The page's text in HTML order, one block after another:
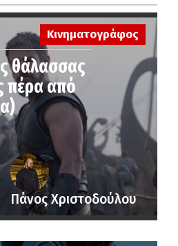
Κινηματογράφος
θάλασσας
πέρα από
Πάνος Χριστοδούλου